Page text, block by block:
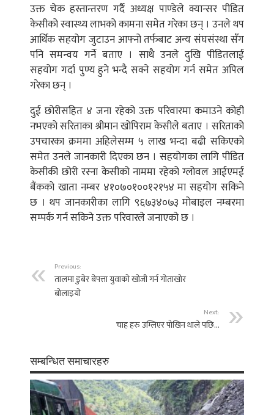
उक्त चेक हस्तान्तरण गर्दै अध्यक्ष पाण्डेले क्यान्सर पीडित
केसीको स्वास्थ्य लाभको कामना समेत गरेका छन् । उनले थप
आर्थिक सहयोग जुटाउन आफ्नो तर्फबाट अन्य संघसंस्था सँग
पनि समन्वय गर्ने बताए । साथै उनले दुखि पीडितलाई
सहयोग गर्दा पुण्य हुने भन्दै सक्ने सहयोग गर्न समेत अपिल
गरेका छन् ।
दुई छोरीसहित ४ जना रहेको उक्त परिवारमा कमाउने कोही
नभएको सरिताका श्रीमान खोपिराम केसीले बताए । सरिताको
उपचारका क्रममा अहिलेसम्म ५ लाख भन्दा बढी सकिएको
समेत उनले जानकारी दिएका छन । सहयोगका लागि पीडित
केसीकी छोरी रस्ना केसीको नाममा रहेको ग्लोवल आईएमई
बैंकको खाता नम्बर ४१०७०१००१२१५४ मा सहयोग सकिने
छ । थप जानकारीका लागि ९६७३४०७३ मोबाइल नम्बरमा
सम्पर्क गर्न सकिने उक्त परिवारले जनाएको छ ।
Previous:
तालमा डुबेर बेपत्ता युवाको खोजी गर्न गोताखोर
बोलाइयो
Next:
चाह हरु उम्लिएर पोखिन थाले पछि…
सम्बन्धित समाचारहरु